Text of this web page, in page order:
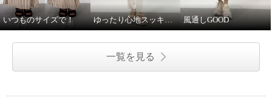
いつものサイズで！ ゆったり心地スッキリ見え 風通しGOOD
一覧を見る